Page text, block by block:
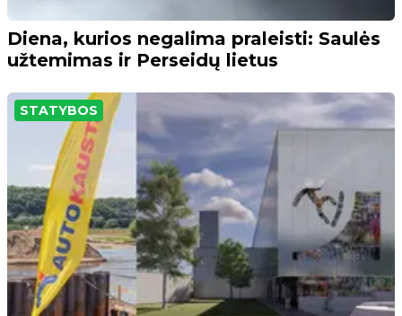
Diena, kurios negalima praleisti: Saulės
užtemimas ir Perseidų lietus
STATYBOS